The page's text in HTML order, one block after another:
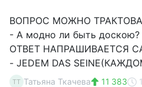
ВОПРОС МОЖНО
- А модно ли быть доскою?
ОТВЕТ НАПРАШИВАЕТСЯ
- JEDEM DAS
ТТ Татьяна Ткачева 11 383